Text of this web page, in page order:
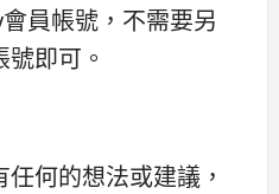
員帳號，不需要另
即可。
何的想法或建議，